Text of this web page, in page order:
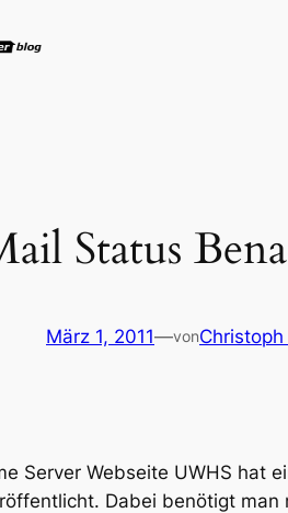
Status
März 1, 2011—von
Server Webseite UWHS hat
Dabei benötigt